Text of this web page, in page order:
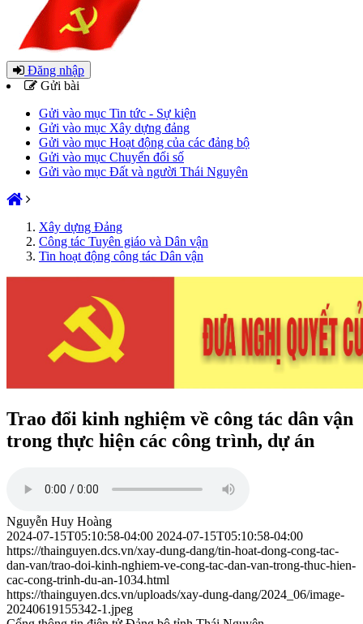
Đăng nhập
Gửi bài
Gửi vào mục Tin tức - Sự kiện
Gửi vào mục Xây dựng đảng
Gửi vào mục Hoạt động của các đảng bộ
Gửi vào mục Chuyển đổi số
Gửi vào mục Đất và người Thái Nguyên
Xây dựng Đảng
Công tác Tuyên giáo và Dân vận
Tin hoạt động công tác Dân vận
Trao đổi kinh nghiệm về công tác dân vận
trong thực hiện các công trình, dự án
Nguyễn Huy Hoàng
2024-07-15T05:10:58-04:00 2024-07-15T05:10:58-04:00
https://thainguyen.dcs.vn/xay-dung-dang/tin-hoat-dong-cong-tac-
dan-van/trao-doi-kinh-nghiem-ve-cong-tac-dan-van-trong-thuc-hien-
cac-cong-trinh-du-an-1034.html
https://thainguyen.dcs.vn/uploads/xay-dung-dang/2024_06/image-
20240619155342-1.jpeg